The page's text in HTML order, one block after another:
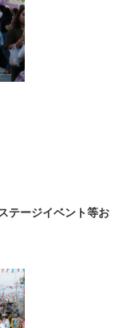
テージイベント等お